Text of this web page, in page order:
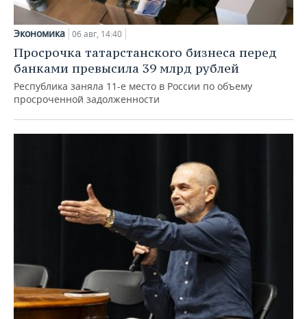
Экономика 06 авг, 14:40
Просрочка татарстанского бизнеса перед
банками превысила 39 млрд рублей
Республика заняла 11-е место в России по объему
просроченной задолженности